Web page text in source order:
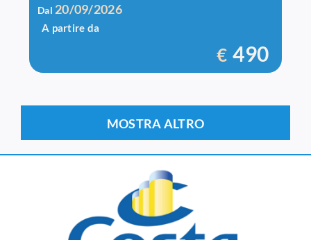
Dal 20/09/2026
A partire da
€ 490
MOSTRA ALTRO